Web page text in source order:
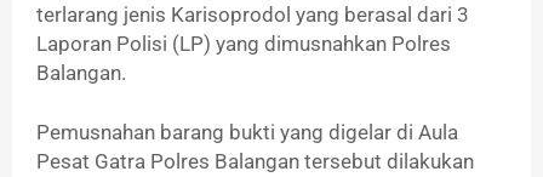
terlarang jenis Karisoprodol yang berasal dari 3
Laporan Polisi (LP) yang dimusnahkan Polres
Balangan.
Pemusnahan barang bukti yang digelar di Aula
Pesat Gatra Polres Balangan tersebut dilakukan